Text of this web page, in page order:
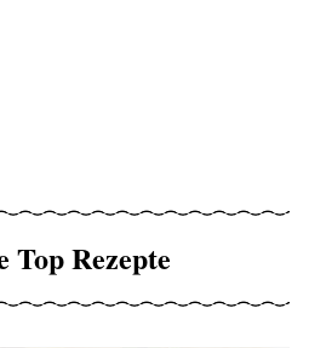
Top Rezepte